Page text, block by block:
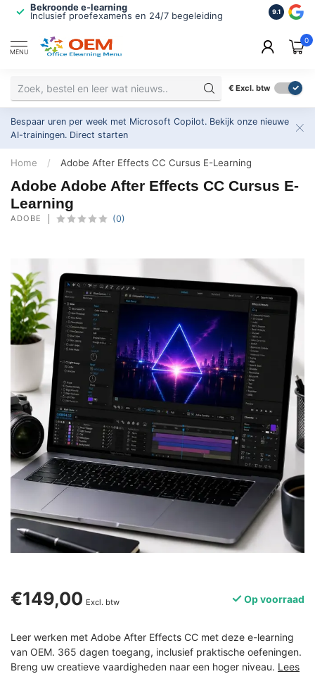
Bekroonde e-learning
Inclusief proefexamens en 24/7 begeleiding
ISO
2.500+
9.1
MENU
0
€ Excl. btw
Bespaar uren per week met Microsoft Copilot. Bekijk onze nieuwe
AI-trainingen. Direct starten
Home / Adobe After Effects CC Cursus E-Learning
Adobe Adobe After Effects CC Cursus E-
Learning
ADOBE (0)
€149,00 Excl. btw Op voorraad
Leer werken met Adobe After Effects CC met deze e-learning
van OEM. 365 dagen toegang, inclusief praktische oefeningen.
Breng uw creatieve vaardigheden naar een hoger niveau. Lees